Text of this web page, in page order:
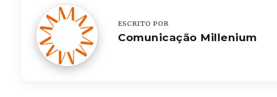
ESCRITO POR
Comunicação Millenium